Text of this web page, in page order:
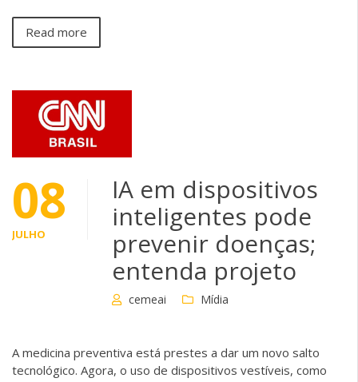
Read more
08
JULHO
IA em dispositivos
inteligentes pode
prevenir doenças;
entenda projeto
cemeai Mídia
A medicina preventiva está prestes a dar um novo salto
tecnológico. Agora, o uso de dispositivos vestíveis, como